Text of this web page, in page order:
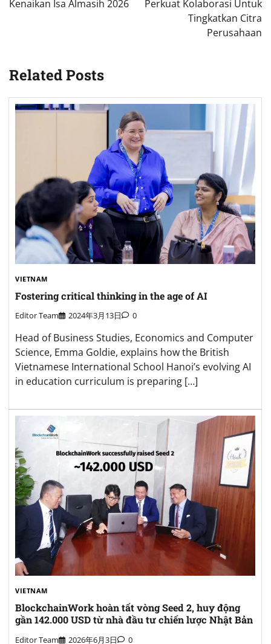
Kenaikan Isa Almasih 2026
Perkuat Kolaborasi Untuk
Tingkatkan Citra
Perusahaan
Related Posts
VIETNAM
Fostering critical thinking in the age of AI
Editor Team 2024年3月13日 0
Head of Business Studies, Economics and Computer
Science, Emma Goldie, explains how the British
Vietnamese International School Hanoi’s evolving AI
in education curriculum is preparing […]
VIETNAM
BlockchainWork hoàn tất vòng Seed 2, huy động
gần 142.000 USD từ nhà đầu tư chiến lược Nhật Bản
Editor Team 2026年6月3日 0